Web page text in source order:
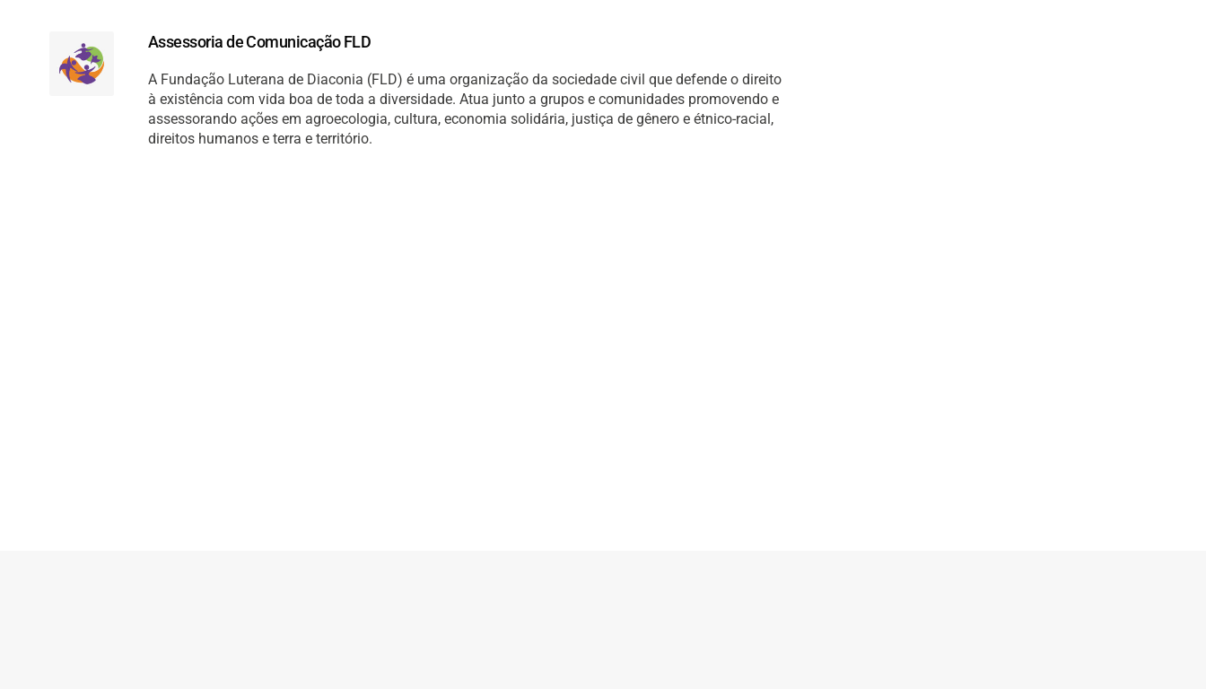
Assessoria de Comunicação FLD
A Fundação Luterana de Diaconia (FLD) é uma organização da sociedade civil que defende o direito
à existência com vida boa de toda a diversidade. Atua junto a grupos e comunidades promovendo e
assessorando ações em agroecologia, cultura, economia solidária, justiça de gênero e étnico-racial,
direitos humanos e terra e território.